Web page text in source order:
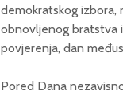
demokratskog izbora,
obnovljenog bratstva
povjerenja, dan
Pored Dana